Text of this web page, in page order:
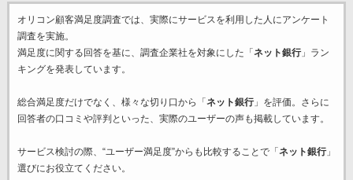
オリコン顧客満足度調査では、実際にサービスを利用した 人にアンケート
調査を実施。
満足度に関する回答を基に、調査企業社を対象にした「 ネット銀行」ラン
キングを発表しています。
総合満足度だけでなく、様々な切り口から「 ネット銀行」を評価。さらに
回答者の口コミや評判といった、実際のユーザーの声も掲載しています。
サービス検討の際、“ユーザー満足度”からも比較することで「 ネット銀行」
選びにお役立てください。